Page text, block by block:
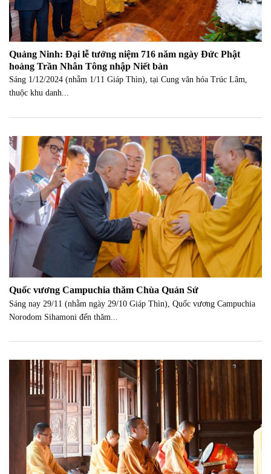
Quảng Ninh: Đại lễ tưởng niệm 716 năm ngày Đức Phật
hoàng Trần Nhân Tông nhập Niết bàn
Sáng 1/12/2024 (nhằm 1/11 Giáp Thìn), tại Cung văn hóa Trúc Lâm,
thuộc khu danh...
Quốc vương Campuchia thăm Chùa Quán Sứ
Sáng nay 29/11 (nhằm ngày 29/10 Giáp Thìn), Quốc vương Campuchia
Norodom Sihamoni đến thăm...